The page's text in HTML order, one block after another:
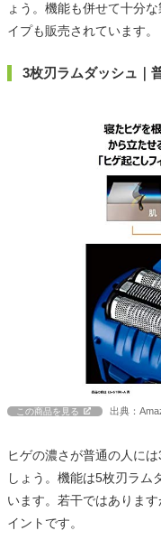
ょう。機能も併せて十分
イプも販売されています。
3枚刃ラムダッシュ｜
この商品を見る 出典：
ヒゲの濃さが普通の人に
しょう。機能は5枚刃ラム
います。若干ではありま
イントです。